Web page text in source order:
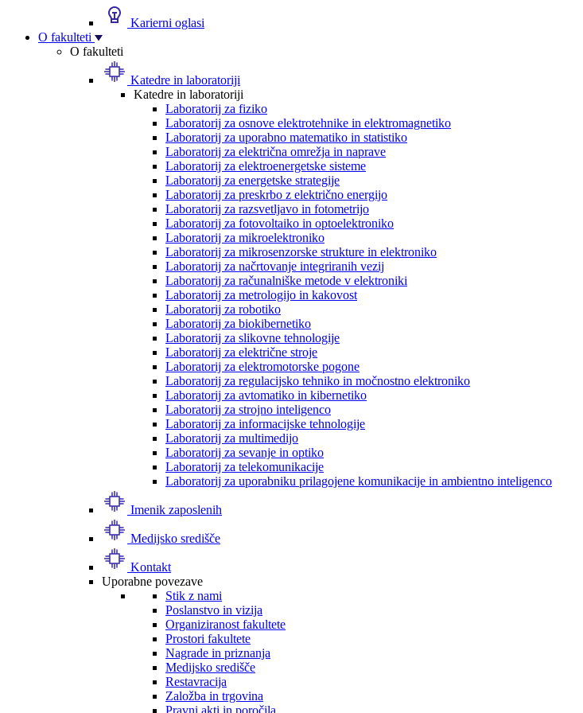
Karierni oglasi
O fakulteti
O fakulteti
Katedre in laboratoriji
Katedre in laboratoriji
Laboratorij za fiziko
Laboratorij za osnove elektrotehnike in elektromagnetiko
Laboratorij za uporabno matematiko in statistiko
Laboratorij za električna omrežja in naprave
Laboratorij za elektroenergetske sisteme
Laboratorij za energetske strategije
Laboratorij za preskrbo z električno energijo
Laboratorij za razsvetljavo in fotometrijo
Laboratorij za fotovoltaiko in optoelektroniko
Laboratorij za mikroelektroniko
Laboratorij za mikrosenzorske strukture in elektroniko
Laboratorij za načrtovanje integriranih vezij
Laboratorij za računalniške metode v elektroniki
Laboratorij za metrologijo in kakovost
Laboratorij za robotiko
Laboratorij za biokibernetiko
Laboratorij za slikovne tehnologije
Laboratorij za električne stroje
Laboratorij za elektromotorske pogone
Laboratorij za regulacijsko tehniko in močnostno elektroniko
Laboratorij za avtomatiko in kibernetiko
Laboratorij za strojno inteligenco
Laboratorij za informacijske tehnologije
Laboratorij za multimedijo
Laboratorij za sevanje in optiko
Laboratorij za telekomunikacije
Laboratorij za uporabniku prilagojene komunikacije in ambientno inteligenco
Imenik zaposlenih
Medijsko središče
Kontakt
Uporabne povezave
Stik z nami
Poslanstvo in vizija
Organiziranost fakultete
Prostori fakultete
Nagrade in priznanja
Medijsko središče
Restavracija
Založba in trgovina
Pravni akti in poročila